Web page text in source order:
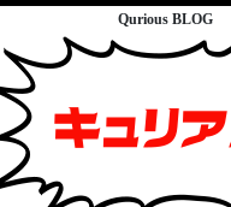
Qurious BLOG